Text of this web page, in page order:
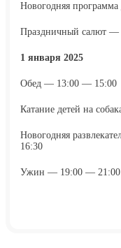
Новогодняя
Праздничный салют —
1 января 2025
Обед — 13:00 — 15:00
Катание детей на
Новогодняя
16:30
Ужин — 19:00 — 21:00